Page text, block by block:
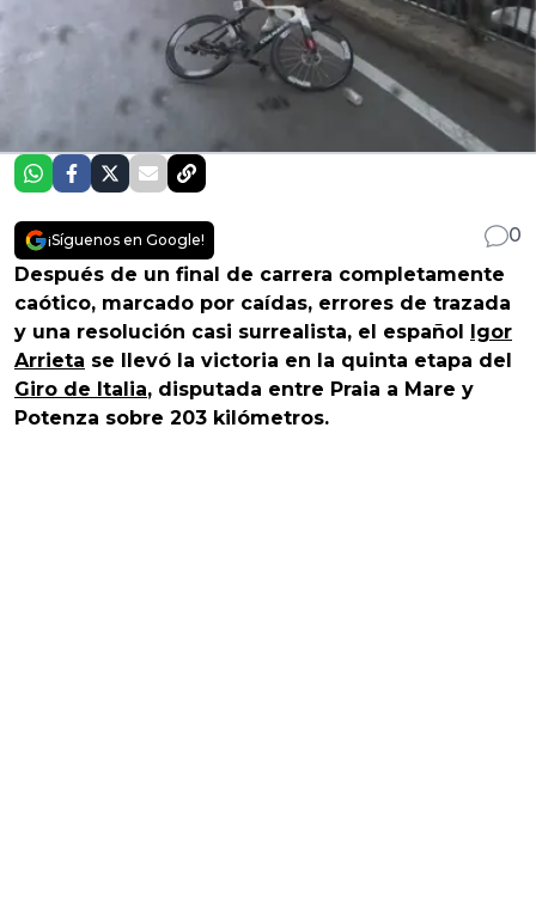
¡Síguenos en Google!
0
Después de un final de carrera completamente
caótico, marcado por caídas, errores de trazada
y una resolución casi surrealista, el español
Igor
Arrieta se llevó la victoria en la quinta etapa del
Giro de Italia, disputada entre Praia a Mare y
Potenza sobre 203 kilómetros.